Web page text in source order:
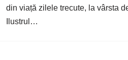
din viață zilele trecute, la vârsta
Ilustrul…